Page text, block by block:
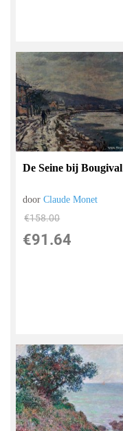
De Seine bij Bougival
doorClaude Monet
€158.00
€91.64